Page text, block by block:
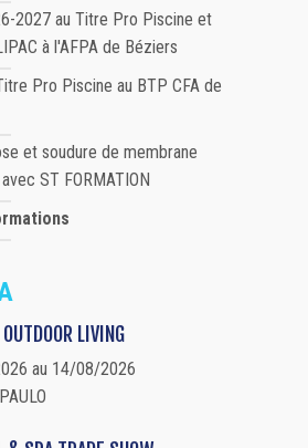
2027 au Titre Pro Piscine et
à l'AFPA de Béziers
Pro Piscine au BTP CFA de
et soudure de membrane
ST FORMATION
LIVING
au 14/08/2026